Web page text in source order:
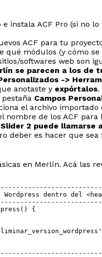
instala ACF Pro (si no
ACF para tu
qué módulos (y cómo
softwares web son
se parecen a los de
->
anotaste y expórtalos.
Campos
el archivo
nombre de los ACF
2 puede llamarse
deber es hacer que
en Merlín. Acá las
dentro del
{